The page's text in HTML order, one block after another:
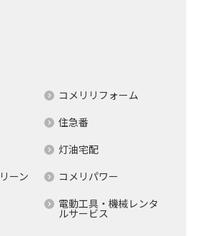
コメリリフォーム
住急番
灯油宅配
ーン
コメリパワー
電動工具・機械レンタ
ルサービス